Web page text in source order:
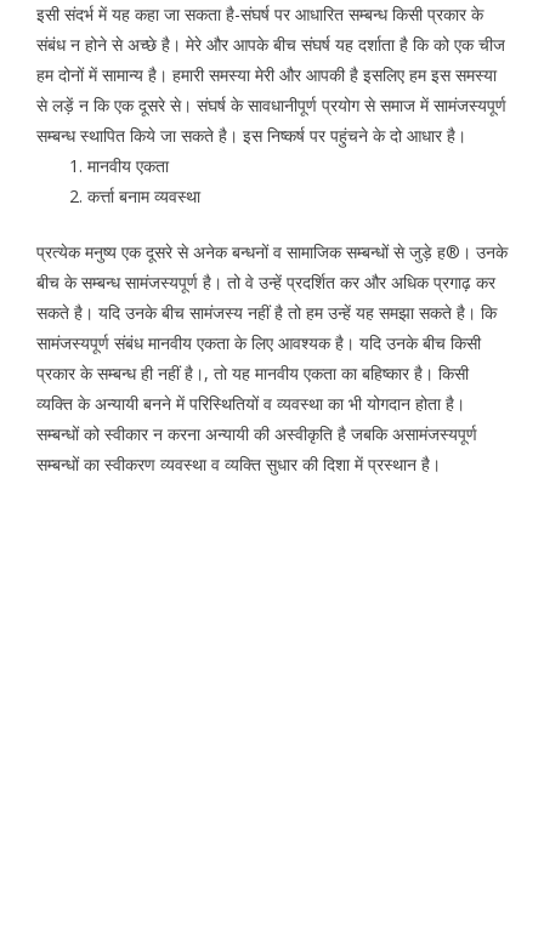
इसी संदर्भ में यह कहा जा सकता है-संघर्ष पर आधारित सम्बन्ध किसी प्रकार के
संबंध न होने से अच्छे है। मेरे और आपके बीच संघर्ष यह दर्शाता है कि को एक चीज
हम दोनों में सामान्य है। हमारी समस्या मेरी और आपकी है इसलिए हम इस समस्या
से लड़ें न कि एक दूसरे से। संघर्ष के सावधानीपूर्ण प्रयोग से समाज में सामंजस्यपूर्ण
सम्बन्ध स्थापित किये जा सकते है। इस निष्कर्ष पर पहुंचने के दो आधार है।
मानवीय एकता
कर्त्ता बनाम व्यवस्था
प्रत्येक मनुष्य एक दूसरे से अनेक बन्धनों व सामाजिक सम्बन्धों से जुड़े ह®। उनके
बीच के सम्बन्ध सामंजस्यपूर्ण है। तो वे उन्हें प्रदर्शित कर और अधिक प्रगाढ़ कर
सकते है। यदि उनके बीच सामंजस्य नहीं है तो हम उन्हें यह समझा सकते है। कि
सामंजस्यपूर्ण संबंध मानवीय एकता के लिए आवश्यक है। यदि उनके बीच किसी
प्रकार के सम्बन्ध ही नहीं है।, तो यह मानवीय एकता का बहिष्कार है। किसी
व्यक्ति के अन्यायी बनने में परिस्थितियों व व्यवस्था का भी योगदान होता है।
सम्बन्धों को स्वीकार न करना अन्यायी की अस्वीकृति है जबकि असामंजस्यपूर्ण
सम्बन्धों का स्वीकरण व्यवस्था व व्यक्ति सुधार की दिशा में प्रस्थान है।